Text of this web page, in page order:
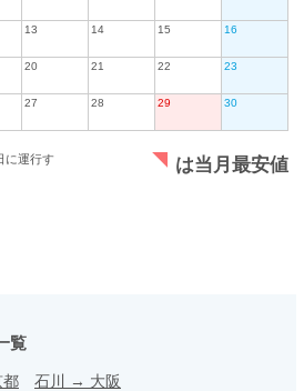
13 14 15 16
20 21 22 23
27 28 29 30
に運行す
は当月最安値
覧
都 石川 → 大阪